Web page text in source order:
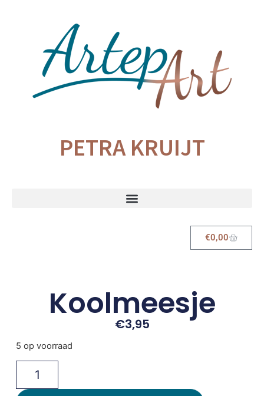
PETRA KRUIJT
€0,00
Koolmeesje
€3,95
5 op voorraad